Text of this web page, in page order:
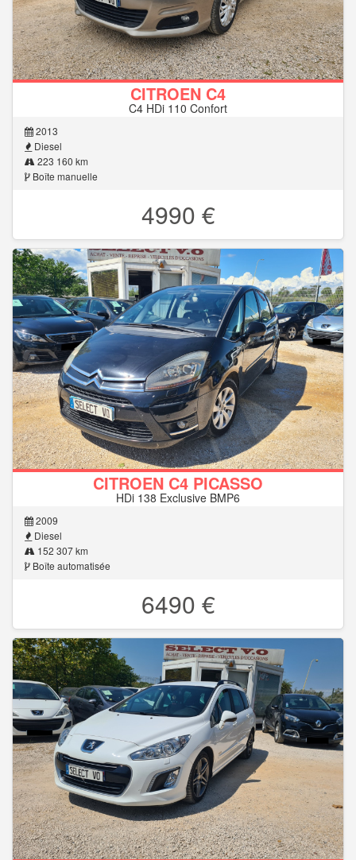
CITROEN C4
C4 HDi 110 Confort
2013
Diesel
223 160 km
Boîte manuelle
4990 €
CITROEN C4 PICASSO
HDi 138 Exclusive BMP6
2009
Diesel
152 307 km
Boîte automatisée
6490 €